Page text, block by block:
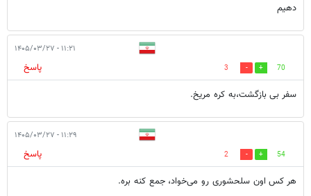
دهیم
۱۱:۲۱ - ۱۴۰۵/۰۳/۲۷
70
3
پاسخ
سفر بی بازگشت،به کره مریخ.
۱۱:۲۹ - ۱۴۰۵/۰۳/۲۷
54
2
پاسخ
هر کس اون سلحشوری رو می‌خواد، جمع کنه بره.